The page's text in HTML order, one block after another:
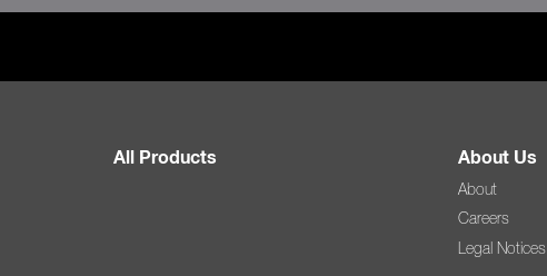
All Products About Us
About
Careers
Legal Notices